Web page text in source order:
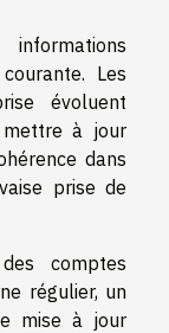
Les
évoluent
mettre à jour
dans
prise de
comptes
régulier, un
mise à jour